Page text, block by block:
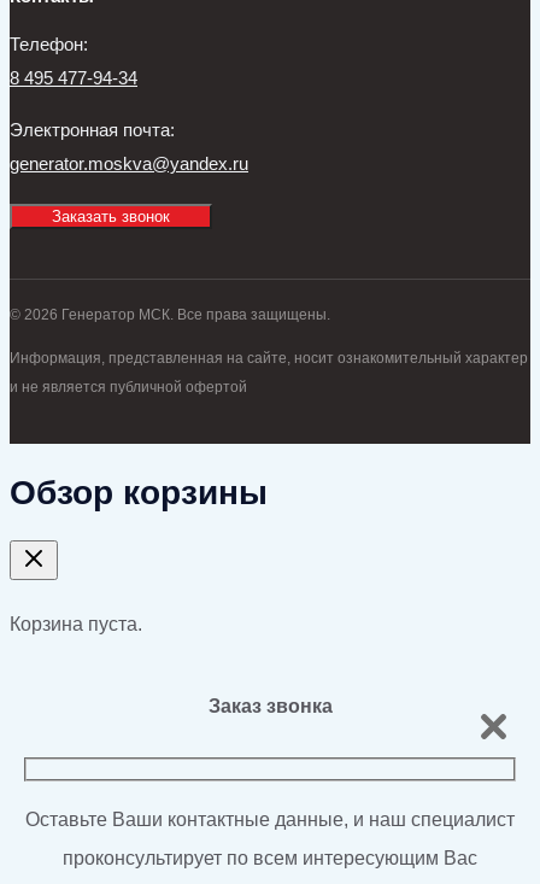
Телефон:
8 495 477-94-34
Электронная почта:
generator.moskva@yandex.ru
Заказать звонок
© 2026 Генератор МСК. Все права защищены.
Информация, представленная на сайте, носит ознакомительный характер
и не является публичной офертой
Обзор корзины
Корзина пуста.
Заказ звонка
Оставьте Ваши контактные данные, и наш специалист
проконсультирует по всем интересующим Вас